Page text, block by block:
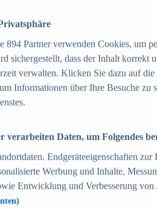
Zum Report
des Umsatzes in
2025
in Deutschland und weltweit
Top-50 Online Shops in
Online-Zahlungsverfahren in
im Online-Handel in
2025
894Partner verwenden Cookies, um
sichergestellt, dass der Inhalt korrekt
verwalten. Klicken Sie dazu auf
Informationen über Ihre Besuche
verarbeiten Daten, um Folgendes
Endgeräteeigenschaften
Werbung und Inhalte,
Entwicklung und Verbesserung von